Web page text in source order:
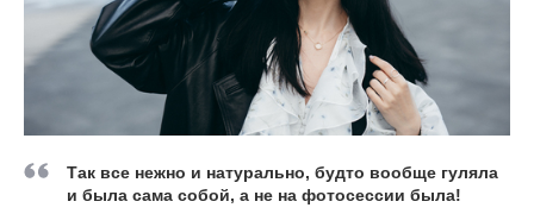
Так все нежно и натурально, будто вообще гуляла
и была сама собой, а не на фотосессии была!